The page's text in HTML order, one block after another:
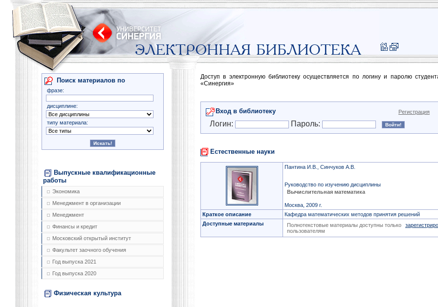
Поиск материалов по
фразе:
дисциплине:
типу материала:
Выпускные квалификационные
работы
Экономика
Менеджмент в организации
Менеджмент
Финансы и кредит
Московский открытый институт
Факультет заочного обучения
Год выпуска 2021
Год выпуска 2020
Физическая культура
Доступ в электронную библиотеку осуществляется по логину и паролю
«Синергия»
Вход в библиотеку Регистрация
Логин: Пароль:
Естественные науки
Пантина И.В., Синчуков А.В.
Руководство по изучению дисциплины
Вычислительная математика
Москва, 2009 г.
Краткое описание
Кафедра математических методов принятия решений
Доступные материалы
Полнотекстовые материалы доступны только
пользователям